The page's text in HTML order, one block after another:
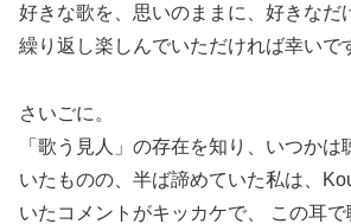
好きな歌を、思いのままに、好きなだ
繰り返し楽しんでいただければ幸いで
さいごに。
「歌う見人」の存在を知り、いつか
いたものの、半ば諦めていた私は、
いたコメントがキッカケで、 この耳で